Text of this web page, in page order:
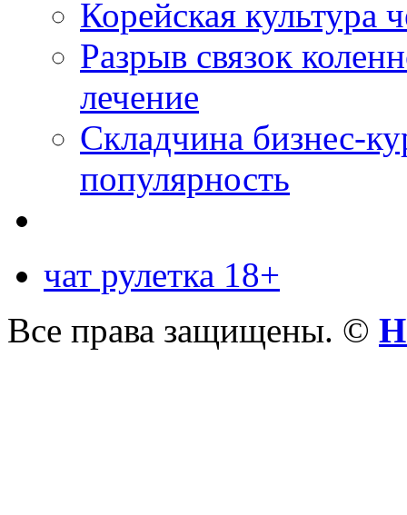
Корейская культура
Разрыв связок
лечение
Складчина бизнес-
популярность
чат рулетка 18+
Все права защищены. ©